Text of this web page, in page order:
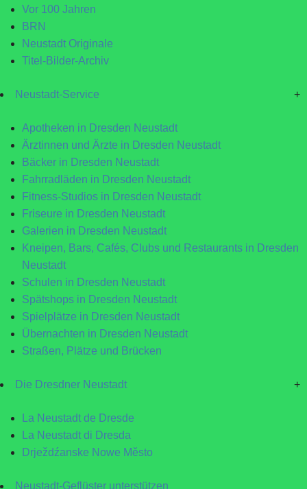
Vor 100 Jahren
BRN
Neustadt Originale
Titel-Bilder-Archiv
Neustadt-Service +
Apotheken in Dresden Neustadt
Ärztinnen und Ärzte in Dresden Neustadt
Bäcker in Dresden Neustadt
Fahrradläden in Dresden Neustadt
Fitness-Studios in Dresden Neustadt
Friseure in Dresden Neustadt
Galerien in Dresden Neustadt
Kneipen, Bars, Cafés, Clubs und Restaurants in Dresden
Neustadt
Schulen in Dresden Neustadt
Spätshops in Dresden Neustadt
Spielplätze in Dresden Neustadt
Übernachten in Dresden Neustadt
Straßen, Plätze und Brücken
Die Dresdner Neustadt +
La Neustadt de Dresde
La Neustadt di Dresda
Drježdźanske Nowe Město
Neustadt-Geflüster unterstützen